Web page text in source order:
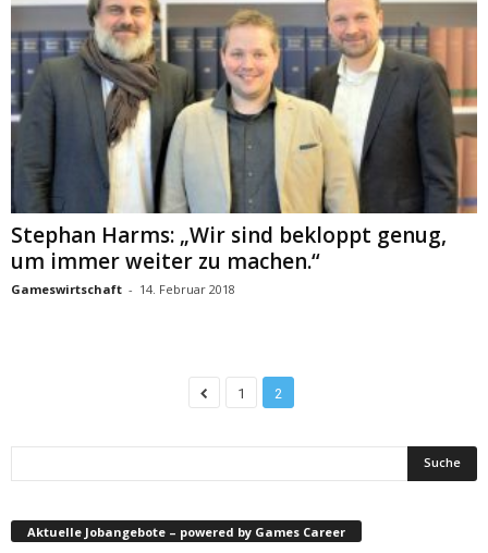
Stephan Harms: „Wir sind bekloppt genug,
um immer weiter zu machen.“
Gameswirtschaft - 14. Februar 2018
1 2
Aktuelle Jobangebote – powered by Games Career